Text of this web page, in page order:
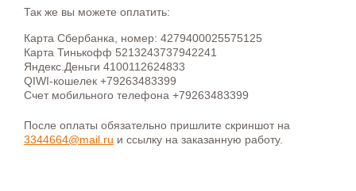
Так же вы можете оплатить:
Карта Сбербанка, номер: 4279400025575125
Карта Тинькофф 5213243737942241
Яндекс.Деньги 4100112624833
QIWI-кошелек +79263483399
Счет мобильного телефона +79263483399
После оплаты обязательно пришлите скриншот на
3344664@mail.ru и ссылку на заказанную работу.